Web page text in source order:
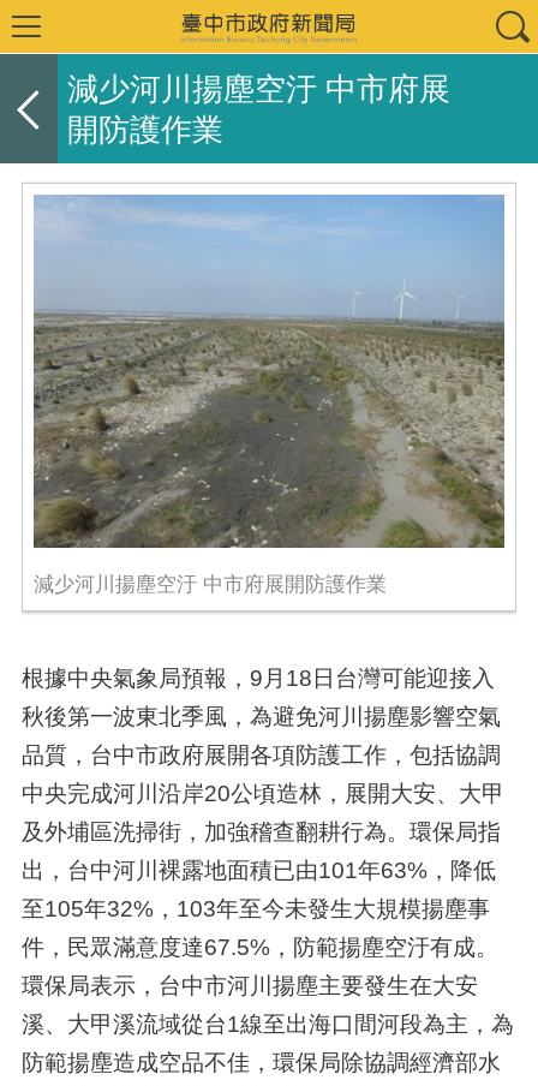
減少河川揚塵空汙 中市府展
開防護作業
減少河川揚塵空汙 中市府展開防護作業
根據中央氣象局預報，9月18日台灣可能迎接入
秋後第一波東北季風，為避免河川揚塵影響空氣
品質，台中市政府展開各項防護工作，包括協調
中央完成河川沿岸20公頃造林，展開大安、大甲
及外埔區洗掃街，加強稽查翻耕行為。環保局指
出，台中河川裸露地面積已由101年63%，降低
至105年32%，103年至今未發生大規模揚塵事
件，民眾滿意度達67.5%，防範揚塵空汙有成。
環保局表示，台中市河川揚塵主要發生在大安
溪、大甲溪流域從台1線至出海口間河段為主，為
防範揚塵造成空品不佳，環保局除協調經濟部水